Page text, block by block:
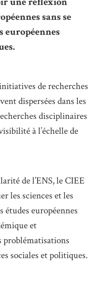
sans se
de recherches
dispersées dans les
disciplinaires
à l’échelle de
de l’ENS, le CIEE
les sciences et les
européennes
et
problématisations
sociales et politiques.